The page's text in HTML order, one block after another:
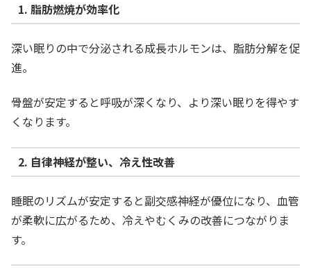
1. 脂肪燃焼が効率化
深い眠りの中で分泌される成長ホルモンは、脂肪分解を促
進。
骨盤が安定すると呼吸が深くなり、より深い眠りを得やす
くなります。
2. 自律神経が整い、冷え性改善
睡眠のリズムが安定すると副交感神経が優位になり、血管
が柔軟に広がるため、冷えやむくみの改善につながりま
す。